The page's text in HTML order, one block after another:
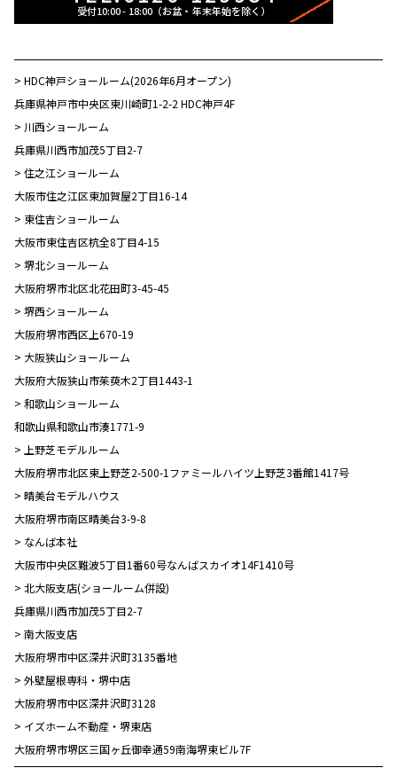
> HDC神戸ショールーム(2026年6月オープン)
兵庫県神戸市中央区東川崎町1-2-2 HDC神戸4F
> 川西ショールーム
兵庫県川西市加茂5丁目2-7
> 住之江ショールーム
大阪市住之江区東加賀屋2丁目16-14
> 東住吉ショールーム
大阪市東住吉区杭全8丁目4-15
> 堺北ショールーム
大阪府堺市北区北花田町3-45-45
> 堺西ショールーム
大阪府堺市西区上670-19
> 大阪狭山ショールーム
大阪府大阪狭山市茱萸木2丁目1443-1
> 和歌山ショールーム
和歌山県和歌山市湊1771-9
> 上野芝モデルルーム
大阪府堺市北区東上野芝2-500-1ファミールハイツ上野芝3番館1417号
> 晴美台モデルハウス
大阪府堺市南区晴美台3-9-8
> なんば本社
大阪市中央区難波5丁目1番60号なんばスカイオ14F1410号
> 北大阪支店(ショールーム併設)
兵庫県川西市加茂5丁目2-7
> 南大阪支店
大阪府堺市中区深井沢町3135番地
> 外壁屋根専科・堺中店
大阪府堺市中区深井沢町3128
> イズホーム不動産・堺東店
大阪府堺市堺区三国ヶ丘御幸通59南海堺東ビル7F